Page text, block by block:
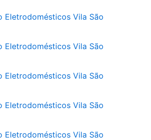
Eletrodomésticos Vila São
Eletrodomésticos Vila São
Eletrodomésticos Vila São
Eletrodomésticos Vila São
Eletrodomésticos Vila São